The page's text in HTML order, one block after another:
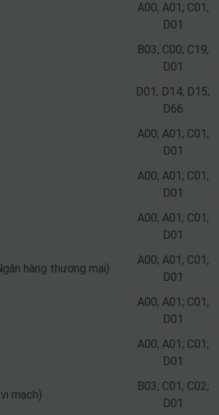
A00; A01; C01;
D01
B03; C00; C19;
D01
D01; D14; D15;
D66
A00; A01; C01;
D01
A00; A01; C01;
D01
A00; A01; C01;
D01
hàng thương mại)
A00; A01; C01;
D01
A00; A01; C01;
D01
A00; A01; C01;
D01
mạch)
B03; C01; C02;
D01